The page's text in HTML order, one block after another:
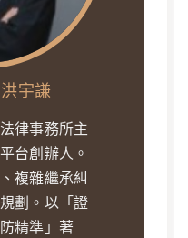
宇謙
律事務所主
台創辦人。
複雜繼承糾
劃。以「證
精準」著